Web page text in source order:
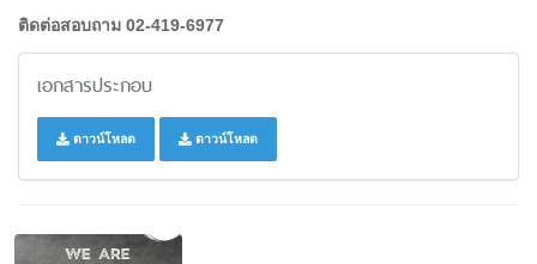
ติดต่อสอบถาม 02-419-6977
เอกสารประกอบ
ดาวน์โหลด ดาวน์โหลด